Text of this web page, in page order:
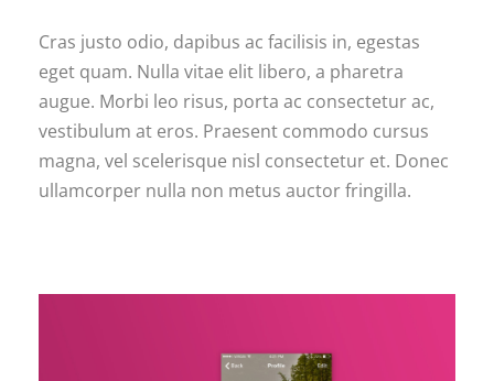
Cras justo odio, dapibus ac facilisis in, egestas
eget quam. Nulla vitae elit libero, a pharetra
augue. Morbi leo risus, porta ac consectetur ac,
vestibulum at eros. Praesent commodo cursus
magna, vel scelerisque nisl consectetur et. Donec
ullamcorper nulla non metus auctor fringilla.